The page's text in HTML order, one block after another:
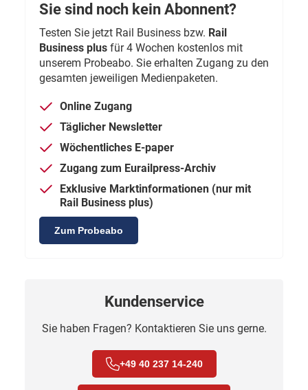
Sie sind noch kein Abonnent?
Testen Sie jetzt Rail Business bzw. Rail
Business plus für 4 Wochen kostenlos mit
unserem Probeabo. Sie erhalten Zugang zu den
gesamten jeweiligen Medienpaketen.
Online Zugang
Täglicher Newsletter
Wöchentliches E-paper
Zugang zum Eurailpress-Archiv
Exklusive Marktinformationen (nur mit
Rail Business plus)
Zum Probeabo
Kundenservice
Sie haben Fragen? Kontaktieren Sie uns gerne.
+49 40 237 14-240